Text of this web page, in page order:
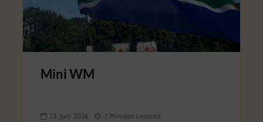
Mini WM
23. Juni 2026 2 Minuten Lesezeit